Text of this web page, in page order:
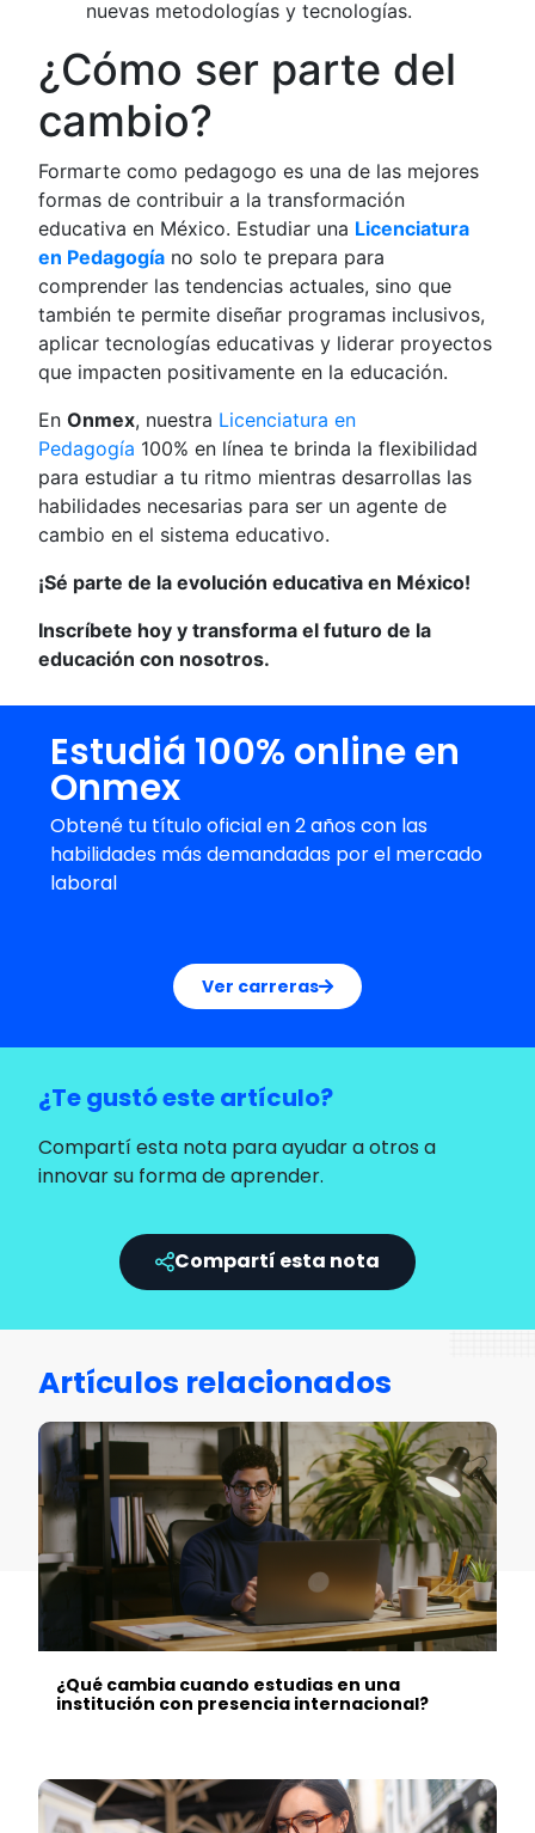
nuevas metodologías y tecnologías.
¿Cómo ser parte del
cambio?
Formarte como pedagogo es una de las mejores
formas de contribuir a la transformación
educativa en México. Estudiar una Licenciatura
en Pedagogía no solo te prepara para
comprender las tendencias actuales, sino que
también te permite diseñar programas inclusivos,
aplicar tecnologías educativas y liderar proyectos
que impacten positivamente en la educación.
EnOnmex, nuestra Licenciatura en
Pedagogía 100% en línea te brinda la flexibilidad
para estudiar a tu ritmo mientras desarrollas las
habilidades necesarias para ser un agente de
cambio en el sistema educativo.
¡Sé parte de la evolución educativa en México!
Inscríbete hoy y transforma el futuro de la
educación con nosotros.
Estudiá 100% online en
Onmex
Obtené tu título oficial en 2 años con las
habilidades más demandadas por el mercado
laboral
Ver carreras
¿Te gustó este artículo?
Compartí esta nota para ayudar a otros a
innovar su forma de aprender.
Compartí esta nota
Artículos relacionados
¿Qué cambia cuando estudias en una
institución con presencia internacional?